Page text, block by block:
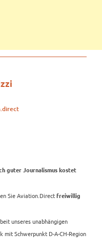
guter Journalismus kostet
Sie Aviation.Direct freiwillig
unseres unabhängigen
mit Schwerpunkt D-A-CH-Region